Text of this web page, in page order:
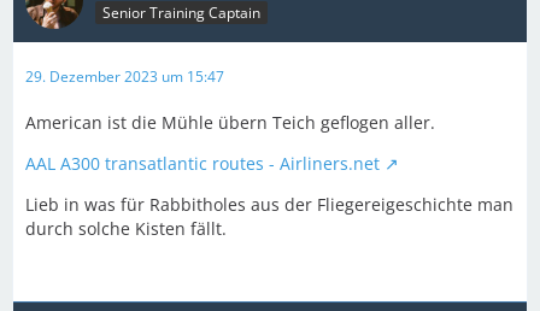
Senior Training Captain
29. Dezember 2023 um 15:47
American ist die Mühle übern Teich geflogen aller.
AAL A300 transatlantic routes - Airliners.net
Lieb in was für Rabbitholes aus der Fliegereigeschichte man
durch solche Kisten fällt.